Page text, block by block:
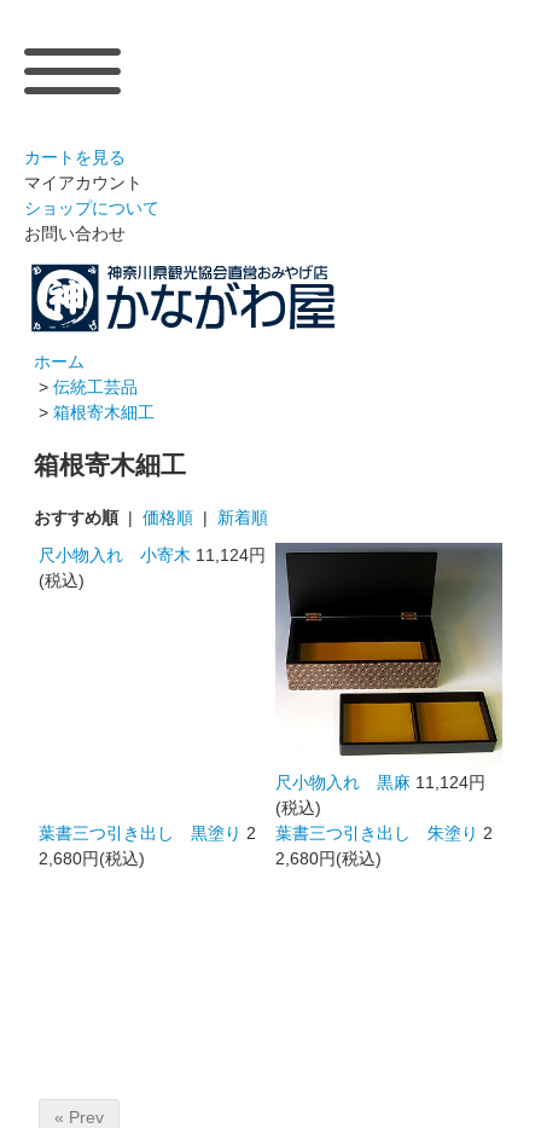
カートを見る
マイアカウント
ショップについて
お問い合わせ
ホーム
>伝統工芸品
>箱根寄木細工
箱根寄木細工
おすすめ順 |価格順 | 新着順
尺小物入れ 小寄木 11,124円
(税込)
尺小物入れ 黒麻 11,124円
(税込)
葉書三つ引き出し 黒塗り 2
2,680円(税込)
葉書三つ引き出し 朱塗り 2
2,680円(税込)
« Prev